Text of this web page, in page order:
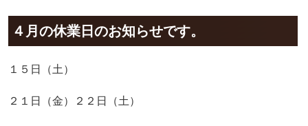
４月の休業日のお知らせです。
１５日（土）
２１日（金）２２日（土）